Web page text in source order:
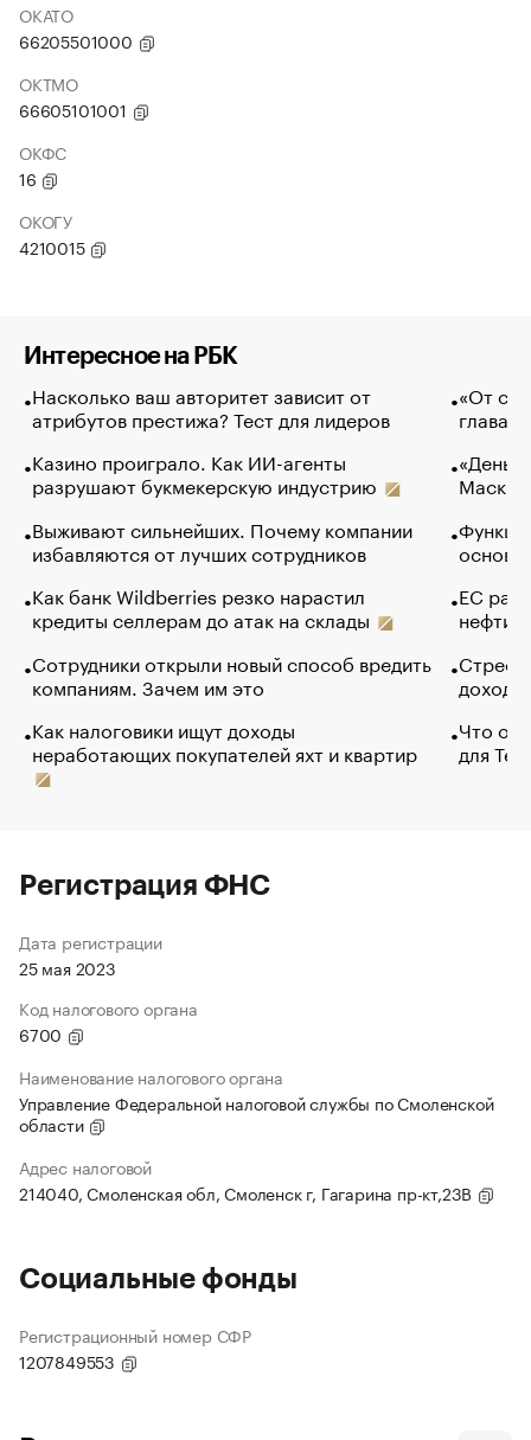
ОКАТО
66205501000
ОКТМО
66605101001
ОКФС
16
ОКОГУ
4210015
Интересное на РБК
Насколько ваш авторитет зависит от
атрибутов престижа? Тест для лидеров
Казино проиграло. Как ИИ-агенты
разрушают букмекерскую индустрию
Выживают сильнейших. Почему компании
избавляются от лучших сотрудников
Как банк Wildberries резко нарастил
кредиты селлерам до атак на склады
Сотрудники открыли новый способ вредить
компаниям. Зачем им это
Как налоговики ищут доходы
неработающих покупателей яхт и квартир
«От
глава
Маск в
основ
ЕС
нефти
Что
для
Регистрация ФНС
Дата регистрации
25 мая 2023
Код налогового органа
6700
Наименование налогового органа
Управление Федеральной налоговой службы по Смоленской
области
Адрес налоговой
214040, Смоленская обл, Смоленск г, Гагарина пр-кт,23В
Социальные фонды
Регистрационный номер СФР
1207849553